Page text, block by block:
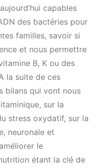
capables
des bactéries pour
familles, savoir si
et nous permettre
B, K ou des
la suite de ces
bilans qui vont nous
sur la
stress oxydatif, sur la
neuronale et
le
étant la clé de